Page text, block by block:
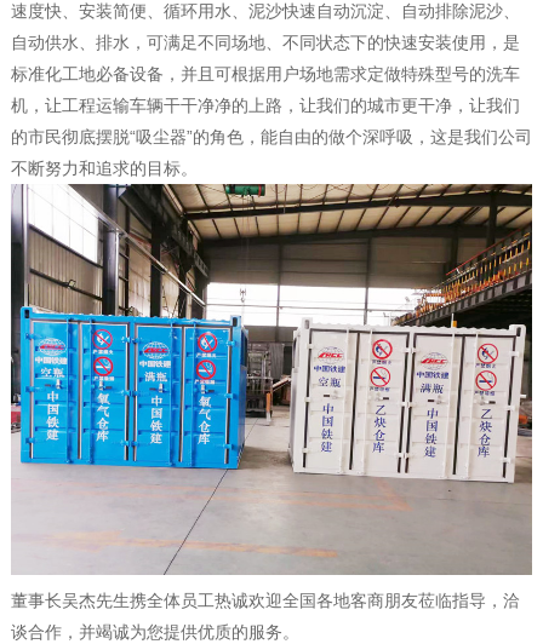
速度快、安装简便、循环用水、泥沙快速自动沉淀、自动排除泥沙、
自动供水、排水，可满足不同场地、不同状态下的快速安装使用，是
标准化工地必备设备，并且可根据用户场地需求定做特殊型号的洗车
机，让工程运输车辆干干净净的上路，让我们的城市更干净，让我们
的市民彻底摆脱“吸尘器”的角色，能自由的做个深呼吸，这是我们公司
不断努力和追求的目标。
董事长吴杰先生携全体员工热诚欢迎全国各地客商朋友莅临指导，洽
谈合作，并竭诚为您提供优质的服务。